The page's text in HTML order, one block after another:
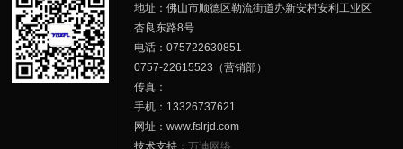
地址：佛山市顺德区勒流街道办新安村安利工业区
杏良东路8号
电话：075722630851
0757-22615523（营销部）
传真：
手机：13326737621
网址：www.fslrjd.com
技术支持： 万迪网络